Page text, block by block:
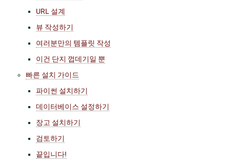
URL 설계
뷰 작성하기
여러분만의 템플릿 작성
이건 단지 껍데기일 뿐
빠른 설치 가이드
파이썬 설치하기
데이터베이스 설정하기
장고 설치하기
검토하기
끝입니다!